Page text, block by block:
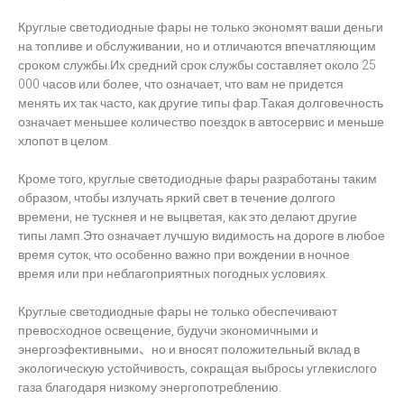
Круглые светодиодные фары не только экономят ваши деньги
на топливе и обслуживании, но и отличаются впечатляющим
сроком службы.Их средний срок службы составляет около 25
000 часов или более, что означает, что вам не придется
менять их так часто, как другие типы фар.Такая долговечность
означает меньшее количество поездок в автосервис и меньше
хлопот в целом.
Кроме того, круглые светодиодные фары разработаны таким
образом, чтобы излучать яркий свет в течение долгого
времени, не тускнея и не выцветая, как это делают другие
типы ламп.Это означает лучшую видимость на дороге в любое
время суток, что особенно важно при вождении в ночное
время или при неблагоприятных погодных условиях.
Круглые светодиодные фары не только обеспечивают
превосходное освещение, будучи экономичными и
энергоэфективными、но и вносят положительный вклад в
экологическую устойчивость, сокращая выбросы углекислого
газа благодаря низкому энергопотреблению.